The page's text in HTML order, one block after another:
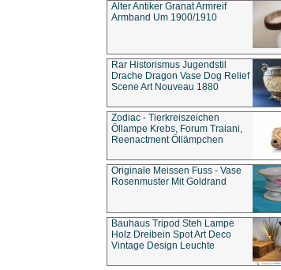
Alter Antiker Granat Armreif
Armband Um 1900/1910
Rar Historismus Jugendstil
Drache Dragon Vase Dog Relief
Scene Art Nouveau 1880
Zodiac - Tierkreiszeichen
Öllampe Krebs, Forum Traiani,
Reenactment Öllämpchen
Originale Meissen Fuss - Vase
Rosenmuster Mit Goldrand
Bauhaus Tripod Steh Lampe
Holz Dreibein Spot Art Deco
Vintage Design Leuchte